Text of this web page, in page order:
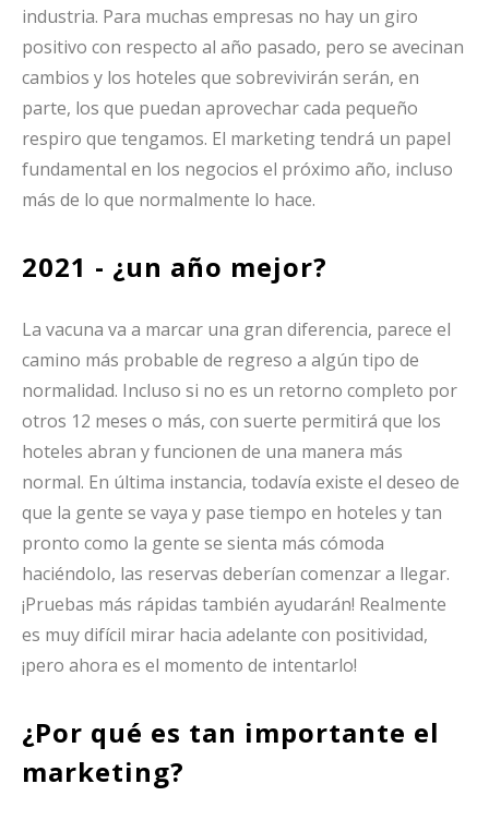
industria. Para muchas empresas no hay un giro
positivo con respecto al año pasado, pero se avecinan
cambios y los hoteles que sobrevivirán serán, en
parte, los que puedan aprovechar cada pequeño
respiro que tengamos. El marketing tendrá un papel
fundamental en los negocios el próximo año, incluso
más de lo que normalmente lo hace.
2021 - ¿un año mejor?
La vacuna va a marcar una gran diferencia, parece el
camino más probable de regreso a algún tipo de
normalidad. Incluso si no es un retorno completo por
otros 12 meses o más, con suerte permitirá que los
hoteles abran y funcionen de una manera más
normal. En última instancia, todavía existe el deseo de
que la gente se vaya y pase tiempo en hoteles y tan
pronto como la gente se sienta más cómoda
haciéndolo, las reservas deberían comenzar a llegar.
¡Pruebas más rápidas también ayudarán! Realmente
es muy difícil mirar hacia adelante con positividad,
¡pero ahora es el momento de intentarlo!
¿Por qué es tan importante el
marketing?